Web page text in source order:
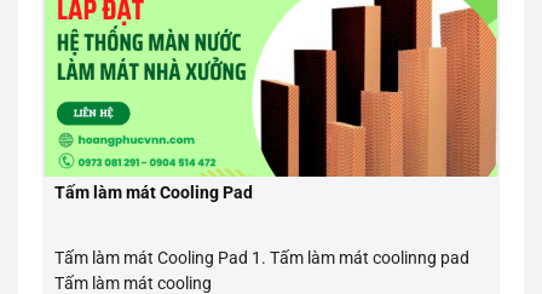
Tấm làm mát Cooling Pad
Tấm làm mát Cooling Pad 1. Tấm làm mát coolinng pad
Tấm làm mát cooling